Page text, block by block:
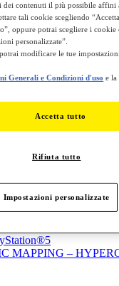
Wheel Add-On -
Warranty
WHEEL ADD
MAPPING –
dei contenuti il più possibile affini
tali cookie scegliendo
oppure potrai scegliere i cookie
personalizzate”.
modificare le tue
Generali e Condizioni d'uso e
Rifiuta tutto
Accetta tutto
Impostazioni personalizzate